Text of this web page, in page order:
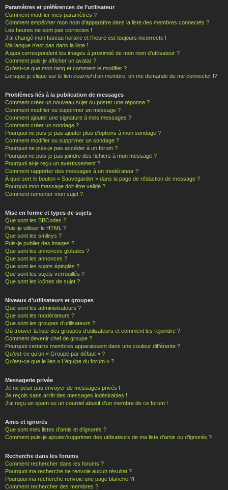
Paramètres et préférences de l’utilisateur
Comment modifier mes paramètres ?
Comment empêcher mon nom d’apparaître dans la liste des membres connectés ?
Les heures ne sont pas correctes !
J’ai changé mon fuseau horaire et l’heure est toujours incorrecte !
Ma langue n’est pas dans la liste !
A quoi correspondent les images à proximité de mon nom d’utilisateur ?
Comment puis-je afficher un avatar ?
Qu’est-ce que mon rang et comment le modifier ?
Lorsque je clique sur le lien courrield’un membre, on me demande de me connecter !?
Problèmes liés à la publication de messages
Comment créer un nouveau sujet ou poster une réponse ?
Comment modifier ou supprimer un message ?
Comment ajouter une signature à mes messages ?
Comment créer un sondage ?
Pourquoi ne puis-je pas ajouter plus d’options à mon sondage ?
Comment modifier ou supprimer un sondage ?
Pourquoi ne puis-je pas accéder à un forum ?
Pourquoi ne puis-je pas joindre des fichiers à mon message ?
Pourquoi ai-je reçu un avertissement ?
Comment rapporter des messages à un modérateur ?
À quoi sert le bouton « Sauvegarder » dans la page de rédaction de message ?
Pourquoi mon message doit être validé ?
Comment remonter mon sujet ?
Mise en forme et types de sujets
Que sont les BBCodes ?
Puis-je utiliser le HTML ?
Que sont les smileys ?
Puis-je publier des images ?
Que sont les annonces globales ?
Que sont les annonces ?
Que sont les sujets épinglés ?
Que sont les sujets verrouillés ?
Que sont les icônes de sujet ?
Niveaux d’utilisateurs et groupes
Que sont les administrateurs ?
Que sont les modérateurs ?
Que sont les groupes d’utilisateurs ?
Où trouver la liste des groupes d’utilisateurs et comment les rejoindre ?
Comment devenir chef de groupe ?
Pourquoi certains membres apparaissent dans une couleur différente ?
Qu’est-ce qu’un « Groupe par défaut » ?
Qu’est-ce que le lien « L’équipe du forum » ?
Messagerie privée
Je ne peux pas envoyer de messages privés !
Je reçois sans arrêt des messages indésirables !
J’ai reçu un spam ou un courriel abusif d’un membre de ce forum !
Amis et ignorés
Que sont mes listes d’amis et d’ignorés ?
Comment puis-je ajouter/supprimer des utilisateurs de ma liste d’amis ou d’ignorés ?
Recherche dans les forums
Comment rechercher dans les forums ?
Pourquoi ma recherche ne renvoie aucun résultat ?
Pourquoi ma recherche renvoie une page blanche ?!
Comment rechercher des membres ?